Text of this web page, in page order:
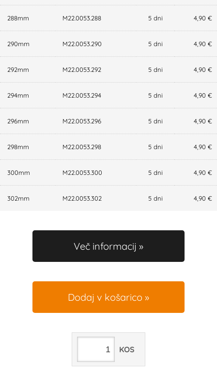
288mm M22.0053.288 5 dni 4,90 €
290mm M22.0053.290 5 dni 4,90 €
292mm M22.0053.292 5 dni 4,90 €
294mm M22.0053.294 5 dni 4,90 €
296mm M22.0053.296 5 dni 4,90 €
298mm M22.0053.298 5 dni 4,90 €
300mm M22.0053.300 5 dni 4,90 €
302mm M22.0053.302 5 dni 4,90 €
Več informacij
Dodaj v košarico
KOS